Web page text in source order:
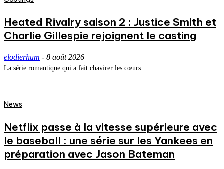
Heated Rivalry saison 2 : Justice Smith et
Charlie Gillespie rejoignent le casting
elodierhum - 8 août 2026
La série romantique qui a fait chavirer les cœurs...
News
Netflix passe à la vitesse supérieure avec
le baseball : une série sur les Yankees en
préparation avec Jason Bateman